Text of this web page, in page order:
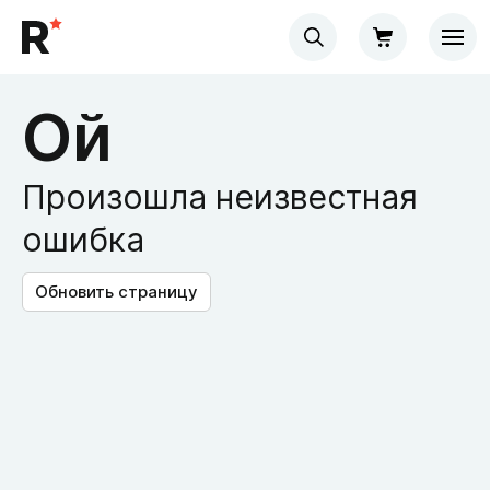
Ой
Произошла неизвестная
ошибка
Обновить страницу